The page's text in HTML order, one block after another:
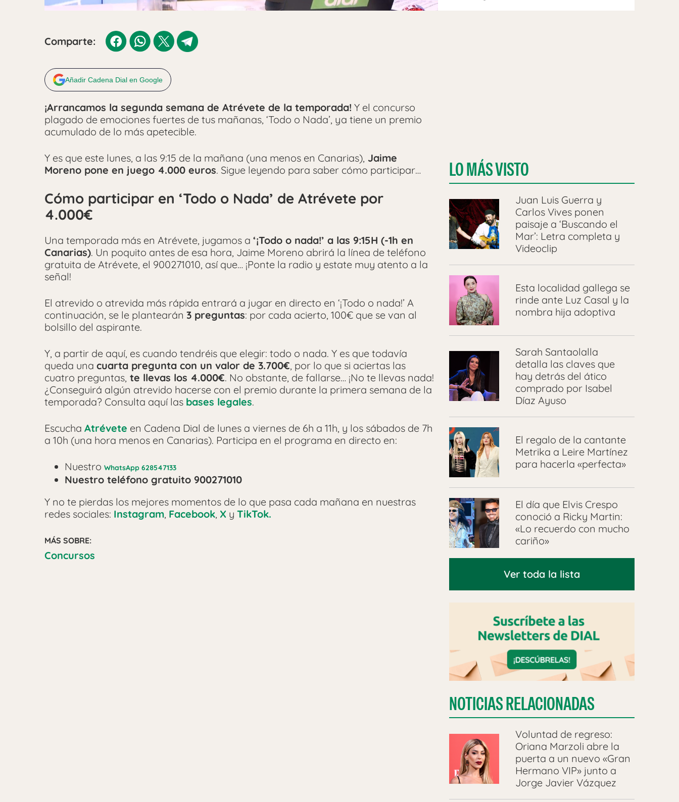
Comparte:
Añadir Cadena Dial en Google
¡Arrancamos la segunda semana de Atrévete de la temporada! Y el concurso
plagado de emociones fuertes de tus mañanas, ‘Todo o Nada’, ya tiene un premio
acumulado de lo más apetecible.
Y es que este lunes, a las 9:15 de la mañana (una menos en Canarias), Jaime
Moreno pone en juego 4.000 euros. Sigue leyendo para saber cómo participar…
Cómo participar en ‘Todo o Nada’ de Atrévete por
4.000€
Una temporada más en Atrévete, jugamos a ‘¡Todo o nada!’ a las 9:15H (-1h en
Canarias). Un poquito antes de esa hora, Jaime Moreno abrirá la línea de teléfono
gratuita de Atrévete, el 900271010, así que… ¡Ponte la radio y estate muy atento a la
señal!
El atrevido o atrevida más rápida entrará a jugar en directo en ‘¡Todo o nada!’ A
continuación, se le plantearán 3 preguntas: por cada acierto, 100€ que se van al
bolsillo del aspirante.
Y, a partir de aquí, es cuando tendréis que elegir: todo o nada. Y es que todavía
queda una cuarta pregunta con un valor de 3.700€, por lo que si aciertas las
cuatro preguntas, te llevas los 4.000€. No obstante, de fallarse… ¡No te llevas nada!
¿Conseguirá algún atrevido hacerse con el premio durante la primera semana de la
temporada? Consulta aquí las bases legales.
Escucha Atrévete en Cadena Dial de lunes a viernes de 6h a 11h, y los sábados de 7h
a 10h (una hora menos en Canarias). Participa en el programa en directo en:
Nuestro WhatsApp 628547133
Nuestro teléfono gratuito 900271010
Y no te pierdas los mejores momentos de lo que pasa cada mañana en nuestras
redes sociales: Instagram, Facebook, X y TikTok.
MÁS SOBRE:
Concursos
LO MÁS VISTO
Juan Luis Guerra y
Carlos Vives ponen
paisaje a ‘Buscando el
Mar’: Letra completa y
Videoclip
Esta localidad gallega se
rinde ante Luz Casal y la
nombra hija adoptiva
Sarah Santaolalla
detalla las claves que
hay detrás del ático
comprado por Isabel
Díaz Ayuso
El regalo de la cantante
Metrika a Leire Martínez
para hacerla «perfecta»
El día que Elvis Crespo
conoció a Ricky Martin:
«Lo recuerdo con mucho
cariño»
Ver toda la lista
NOTICIAS RELACIONADAS
Voluntad de regreso:
Oriana Marzoli abre la
puerta a un nuevo «Gran
Hermano VIP» junto a
Jorge Javier Vázquez